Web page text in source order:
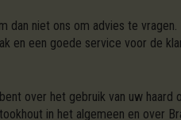
dan niet ons om advies te
en een goede service voor de
over het gebruik van uw
in het algemeen en over